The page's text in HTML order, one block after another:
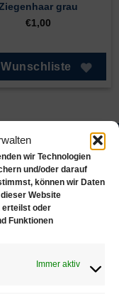
wir Technologien
und/oder darauf
können wir Daten
Website
erteilst oder
Funktionen
Immer aktiv
grau
€1,00
Einheiten
Netzwerk von
alle demselben